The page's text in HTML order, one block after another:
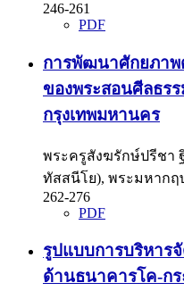
246-261
PDF
การพัฒนาศักยภาพ
ของพระสอนศีลธรร
กรุงเทพมหานคร
พระครูสังฆรักษ์ปรีชา
ทัสสนีโย), พระมหาก
262-276
PDF
รูปแบบการบริหาร
ด้านธนาคารโค-ก